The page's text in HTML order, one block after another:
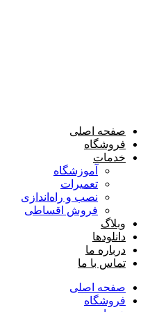
صفحه اصلی
فروشگاه
خدمات
آموزشگاه
تعمیرات
نصب و راه‌اندازی
فروش اقساطی
وبلاگ
دانلودها
درباره ما
تماس با ما
صفحه اصلی
فروشگاه